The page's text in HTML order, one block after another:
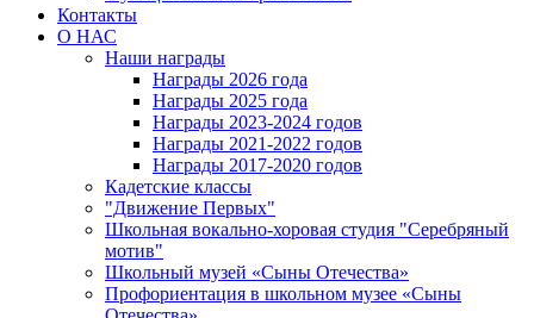
Контакты
О НАС
Наши награды
Награды 2026 года
Награды 2025 года
Награды 2023-2024 годов
Награды 2021-2022 годов
Награды 2017-2020 годов
Кадетские классы
"Движение Первых"
Школьная вокально-хоровая студия "Серебряный
мотив"
Школьный музей «Сыны Отечества»
Профориентация в школьном музее «Сыны